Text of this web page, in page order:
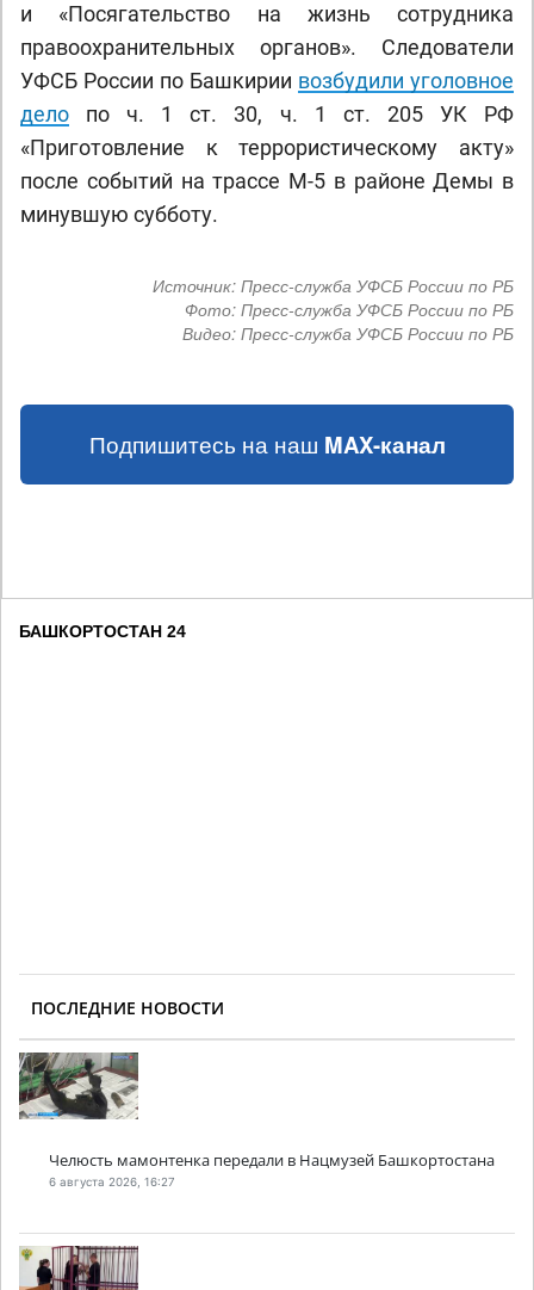
и «Посягательство на жизнь сотрудника
правоохранительных органов». Следователи
УФСБ России по Башкирии возбудили уголовное
дело по ч. 1 ст. 30, ч. 1 ст. 205 УК РФ
«Приготовление к террористическому акту»
после событий на трассе М-5 в районе Демы в
минувшую субботу.
Источник: Пресс-служба УФСБ России по РБ
Фото: Пресс-служба УФСБ России по РБ
Видео: Пресс-служба УФСБ России по РБ
Подпишитесь на наш MAX-канал
БАШКОРТОСТАН 24
ПОСЛЕДНИЕ НОВОСТИ
Челюсть мамонтенка передали в Нацмузей Башкортостана
6 августа 2026, 16:27